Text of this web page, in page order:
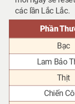
các lần Lắc Lắc.
Phần
Bạc
Lam Bảo
Thịt
Chiến